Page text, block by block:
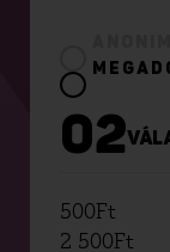
02
500Ft
2 500Ft